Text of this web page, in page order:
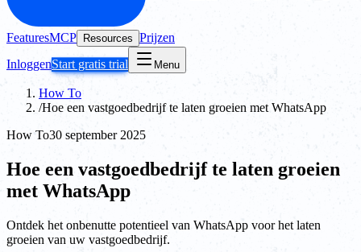
FeaturesMCP Resources Prijzen
InloggenStart gratis trial Menu
How To
/Hoe een vastgoedbedrijf te laten groeien met WhatsApp
How To30 september 2025
Hoe een vastgoedbedrijf te laten groeien
met WhatsApp
Ontdek het onbenutte potentieel van WhatsApp voor het laten
groeien van uw vastgoedbedrijf.